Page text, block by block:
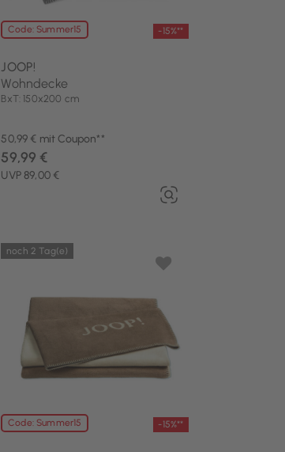
Code: Summer15 -15%**
JOOP!
Wohndecke
BxT: 150x200 cm
50,99 € mit Coupon**
UVP 89,00 €
59,99 €
Code: Summer15 -15%**
noch 2 Tag(e)